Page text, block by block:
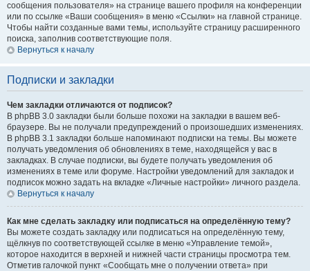
сообщения пользователя» на странице вашего профиля на конференции
или по ссылке «Ваши сообщения» в меню «Ссылки» на главной странице.
Чтобы найти созданные вами темы, используйте страницу расширенного
поиска, заполнив соответствующие поля.
Вернуться к началу
Подписки и закладки
Чем закладки отличаются от подписок?
В phpBB 3.0 закладки были больше похожи на закладки в вашем веб-
браузере. Вы не получали предупреждений о произошедших изменениях.
В phpBB 3.1 закладки больше напоминают подписки на темы. Вы можете
получать уведомления об обновлениях в теме, находящейся у вас в
закладках. В случае подписки, вы будете получать уведомления об
изменениях в теме или форуме. Настройки уведомлений для закладок и
подписок можно задать на вкладке «Личные настройки» личного раздела.
Вернуться к началу
Как мне сделать закладку или подписаться на определённую тему?
Вы можете создать закладку или подписаться на определённую тему,
щёлкнув по соответствующей ссылке в меню «Управление темой»,
которое находится в верхней и нижней части страницы просмотра тем.
Отметив галочкой пункт «Сообщать мне о получении ответа» при